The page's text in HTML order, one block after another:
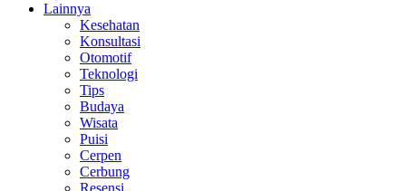
Lainnya
Kesehatan
Konsultasi
Otomotif
Teknologi
Tips
Budaya
Wisata
Puisi
Cerpen
Cerbung
Resensi